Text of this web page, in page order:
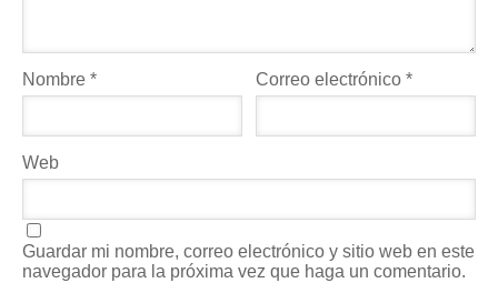
Nombre * Correo electrónico*
Web
Guardar mi nombre, correo electrónico y sitio web en este
navegador para la próxima vez que haga un comentario.